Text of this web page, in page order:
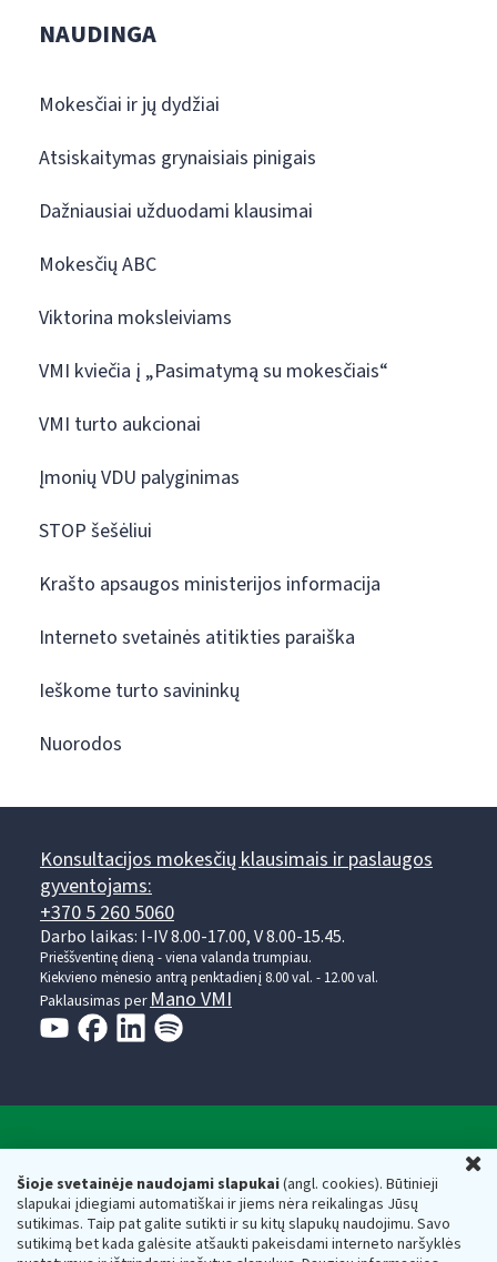
Šioje svetainėje naudojami slapukai(angl. cookies). Būtinieji
slapukai įdiegiami automatiškai ir jiems nėra reikalingas Jūsų
sutikimas. Taip pat galite sutikti ir su kitų slapukų naudojimu. Savo
sutikimą bet kada galėsite atšaukti pakeisdami interneto naršyklės
NAUDINGA
Mokesčiai ir jų dydžiai
Atsiskaitymas grynaisiais pinigais
Dažniausiai užduodami klausimai
Mokesčių ABC
Viktorina moksleiviams
VMI kviečia į „Pasimatymą su mokesčiais“
VMI turto aukcionai
Įmonių VDU palyginimas
STOP šešėliui
Krašto apsaugos ministerijos informacija
Interneto svetainės atitikties paraiška
Ieškome turto savininkų
Nuorodos
Konsultacijos mokesčių klausimais ir paslaugos
gyventojams:
+370 5 260 5060
Darbo laikas: I-IV 8.00-17.00, V 8.00-15.45.
Prieššventinę dieną - viena valanda trumpiau.
Kiekvieno mėnesio antrą penktadienį 8.00 val. - 12.00 val.
Paklausimas per Mano VMI
Respublikos finansų ministerijos
Biudžetinė įstaiga. Juridinio asmens kodas — 188659752,
adresas: Vasario 16-osios g. 14, 01107 Vilnius, Lietuva, el.paštas:
vmi@vmi.lt, E. pristatymo dėžutės adresas 188659752